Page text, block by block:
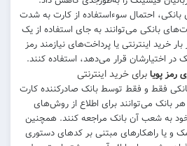
بانکی، احتمال سوء‌استفاده از کارت به شدت
بانکی می‌توانند به جای استفاده از یک
خرید اینترنتی یا پرداخت‌های نیازمند رمز
در اختیارشان قرار می‌دهد، استفاده کنند.
رمز پویابرای خرید اینترنتی
فقط و فقط توسط بانک صادرکننده کارت
بانک می‌توانند برای اطلاع از روش‌های
به شعب آن بانک مراجعه کنند. همچنین
و یا راهکار‌های مبتنی بر کد‌های دستوری